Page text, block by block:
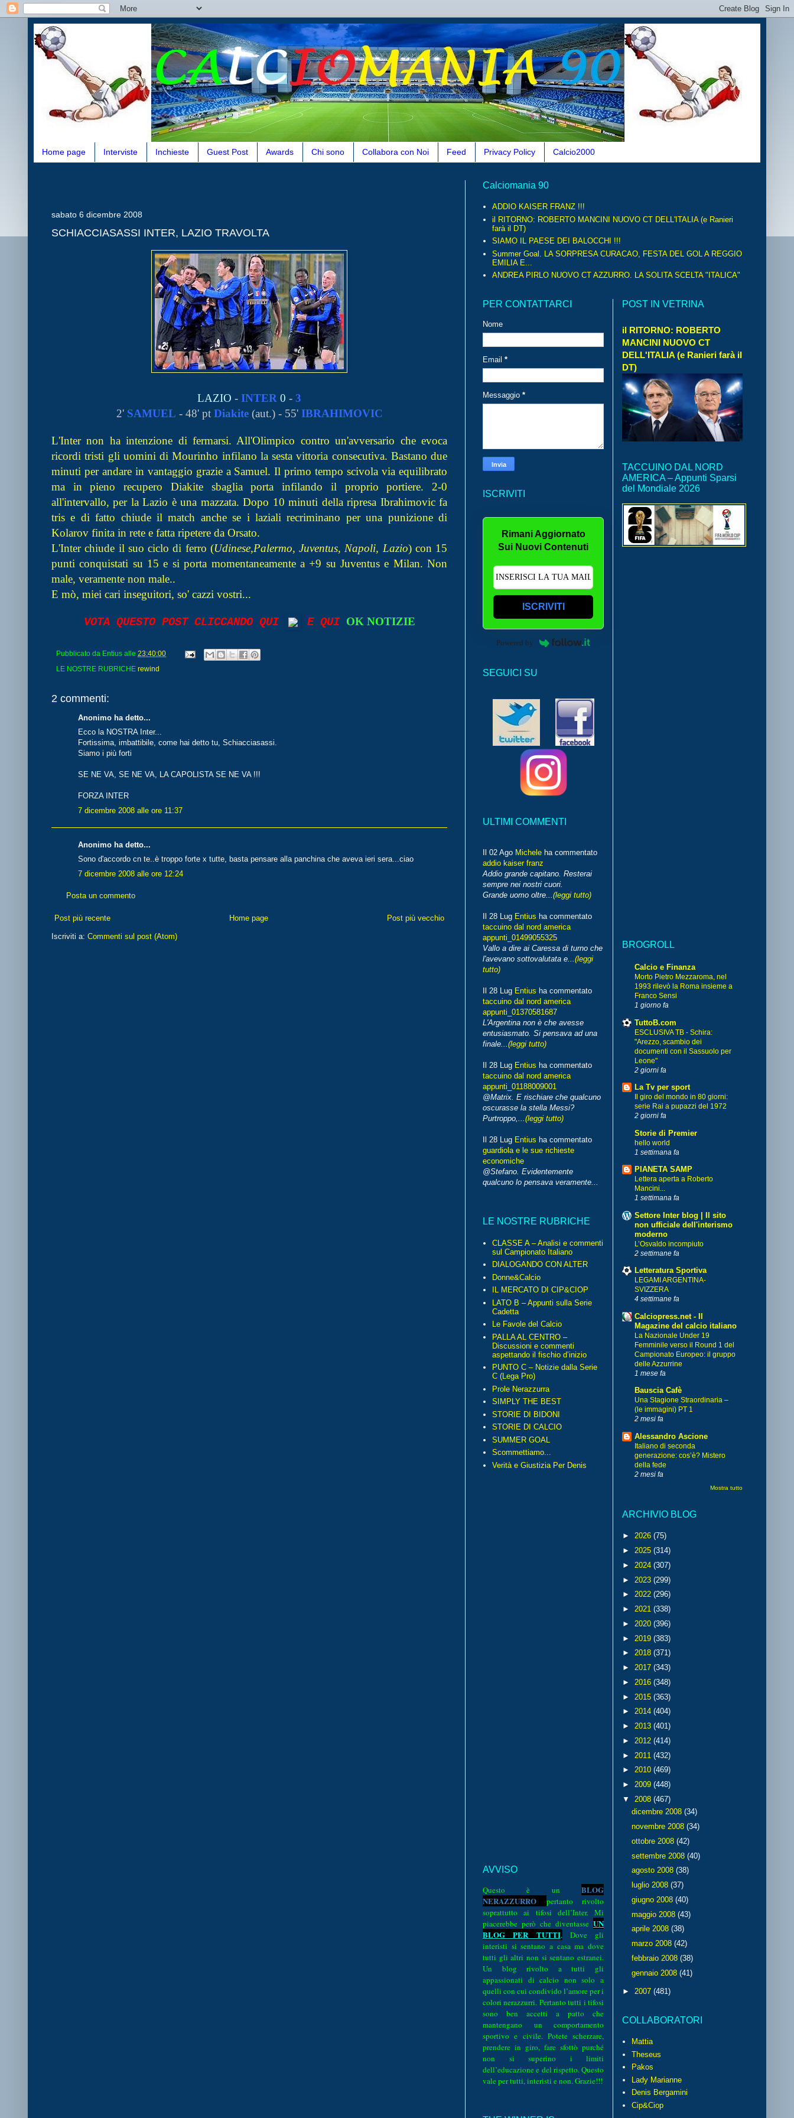
Home page Interviste Inchieste Guest Post Awards Chi sono Collabora con Noi Feed Privacy Policy Calcio2000
sabato 6 dicembre 2008
SCHIACCIASASSI INTER, LAZIO TRAVOLTA
LAZIO - INTER 0 - 3
2' SAMUEL - 48' pt Diakite(aut.) - 55' IBRAHIMOVIC
L'Inter non ha intenzione di fermarsi. All'Olimpico contro un'avversario che evoca
ricordi tristi gli uomini di Mourinho infilano la sesta vittoria consecutiva. Bastano due
minuti per andare in vantaggio grazie a Samuel. Il primo tempo scivola via equilibrato
ma in pieno recupero Diakite sbaglia porta infilando il proprio portiere. 2-0
all'intervallo, per la Lazio è una mazzata. Dopo 10 minuti della ripresa Ibrahimovic fa
tris e di fatto chiude il match anche se i laziali recriminano per una punizione di
Kolarov finita in rete e fatta ripetere da Orsato.
L'Inter chiude il suo ciclo di ferro (Udinese,Palermo, Juventus, Napoli, Lazio) con 15
punti conquistati su 15 e si porta momentaneamente a +9 su Juventus e Milan. Non
male, veramente non male..
E mò, miei cari inseguitori, so' cazzi vostri...
VOTA QUESTO POST CLICCANDO QUI E QUI OK NOTIZIE
Pubblicato da Entius alle 23:40:00
LE NOSTRE RUBRICHE rewind
2 commenti:
Anonimo ha detto...
Ecco la NOSTRA Inter...
Fortissima, imbattibile, come hai detto tu, Schiacciasassi.
Siamo i più forti
SE NE VA, SE NE VA, LA CAPOLISTA SE NE VA !!!
FORZA INTER
7 dicembre 2008 alle ore 11:37
Anonimo ha detto...
Sono d'accordo cn te..è troppo forte x tutte, basta pensare alla panchina che aveva ieri sera...ciao
7 dicembre 2008 alle ore 12:24
Posta un commento
Post più recente Post più vecchio
Home page
Iscriviti a: Commenti sul post (Atom)
Calciomania 90
ADDIO KAISER FRANZ !!!
il RITORNO: ROBERTO MANCINI NUOVO CT DELL'ITALIA (e Ranieri
farà il DT)
SIAMO IL PAESE DEI BALOCCHI !!!
Summer Goal. LA SORPRESA CURACAO, FESTA DEL GOL A REGGIO
EMILIA E...
ANDREA PIRLO NUOVO CT AZZURRO. LA SOLITA SCELTA "ITALICA"
PER CONTATTARCI
Nome
Email *
Messaggio *
ISCRIVITI
Rimani Aggiornato
Sui Nuovi Contenuti
ISCRIVITI
Powered by
SEGUICI SU
ULTIMI COMMENTI
Il 02 Ago Michele ha commentato
addio kaiser franz
Addio grande capitano. Resterai
sempre nei nostri cuori.
Grande uomo oltre...(leggi tutto)
Il 28 Lug Entius ha commentato
taccuino dal nord america
appunti_01499055325
Vallo a dire ai Caressa di turno che
l'avevano sottovalutata e...(leggi
tutto)
Il 28 Lug Entius ha commentato
taccuino dal nord america
appunti_01370581687
L'Argentina non è che avesse
entusiasmato. Si pensava ad una
finale...(leggi tutto)
Il 28 Lug Entius ha commentato
taccuino dal nord america
appunti_01188009001
@Matrix. E rischiare che qualcuno
oscurasse la stella Messi?
Purtroppo,...(leggi tutto)
Il 28 Lug Entius ha commentato
guardiola e le sue richieste
economiche
@Stefano. Evidentemente
qualcuno lo pensava veramente...
LE NOSTRE RUBRICHE
CLASSE A – Analisi e commenti
sul Campionato Italiano
DIALOGANDO CON ALTER
Donne&Calcio
IL MERCATO DI CIP&CIOP
LATO B – Appunti sulla Serie
Cadetta
Le Favole del Calcio
PALLA AL CENTRO –
Discussioni e commenti
aspettando il fischio d’inizio
PUNTO C – Notizie dalla Serie
C (Lega Pro)
Prole Nerazzurra
SIMPLY THE BEST
STORIE DI BIDONI
STORIE DI CALCIO
SUMMER GOAL
Scommettiamo...
Verità e Giustizia Per Denis
AVVISO
Questo è un BLOG
NERAZZURRO pertanto rivolto
soprattutto ai tifosi dell’Inter. Mi
piacerebbe però che diventasse UN
BLOG PER TUTTI.
Dove gli
interisti si sentano a casa ma dove
tutti gli altri non si sentano estranei.
Un blog rivolto a tutti gli
appassionati di calcio non solo a
quelli con cui condivido l’amore per i
colori nerazzurri. Pertanto tutti i tifosi
sono ben accetti a patto che
mantengano un comportamento
sportivo e civile. Potete scherzare,
prendere in giro, fare sfottò purché
non si superino i limiti
dell’educazione e del rispetto. Questo
vale per tutti, interisti e non. Grazie!!!
POST IN VETRINA
il RITORNO: ROBERTO
MANCINI NUOVO CT
DELL'ITALIA (e Ranieri farà il
DT)
TACCUINO DAL NORD
AMERICA – Appunti Sparsi
del Mondiale 2026
BROGROLL
Calcio e Finanza
Morto Pietro Mezzaroma, nel
1993 rilevò la Roma insieme a
Franco Sensi
1 giorno fa
TuttoB.com
ESCLUSIVA TB - Schira:
"Arezzo, scambio dei
documenti con il Sassuolo per
Leone"
2 giorni fa
La Tv per sport
Il giro del mondo in 80 giorni:
serie Rai a pupazzi del 1972
2 giorni fa
Storie di Premier
hello world
1 settimana fa
PIANETA SAMP
Lettera aperta a Roberto
Mancini...
1 settimana fa
Settore Inter blog | Il sito
non ufficiale dell'interismo
moderno
L’Osvaldo incompiuto
2 settimane fa
Letteratura Sportiva
LEGAMI ARGENTINA-
SVIZZERA
4 settimane fa
Calciopress.net - Il
Magazine del calcio italiano
La Nazionale Under 19
Femminile verso il Round 1 del
Campionato Europeo: il gruppo
delle Azzurrine
1 mese fa
Bauscia Cafè
Una Stagione Straordinaria –
(le immagini) PT 1
2 mesi fa
Alessandro Ascione
Italiano di seconda
generazione: cos’è? Mistero
della fede
2 mesi fa
Mostra tutto
ARCHIVIO BLOG
► 2026 (75)
► 2025 (314)
► 2024 (307)
► 2023 (299)
► 2022 (296)
► 2021 (338)
► 2020 (396)
► 2019 (383)
► 2018 (371)
► 2017 (343)
► 2016 (348)
► 2015 (363)
► 2014 (404)
► 2013 (401)
► 2012 (414)
► 2011 (432)
► 2010 (469)
► 2009 (448)
▼ 2008 (467)
dicembre 2008 (34)
novembre 2008 (34)
ottobre 2008 (42)
settembre 2008 (40)
agosto 2008 (38)
luglio 2008 (37)
giugno 2008 (40)
maggio 2008 (43)
aprile 2008 (38)
marzo 2008 (42)
febbraio 2008 (38)
gennaio 2008 (41)
► 2007 (481)
COLLABORATORI
Mattia
Theseus
Pakos
Lady Marianne
Denis Bergamini
Cip&Ciop